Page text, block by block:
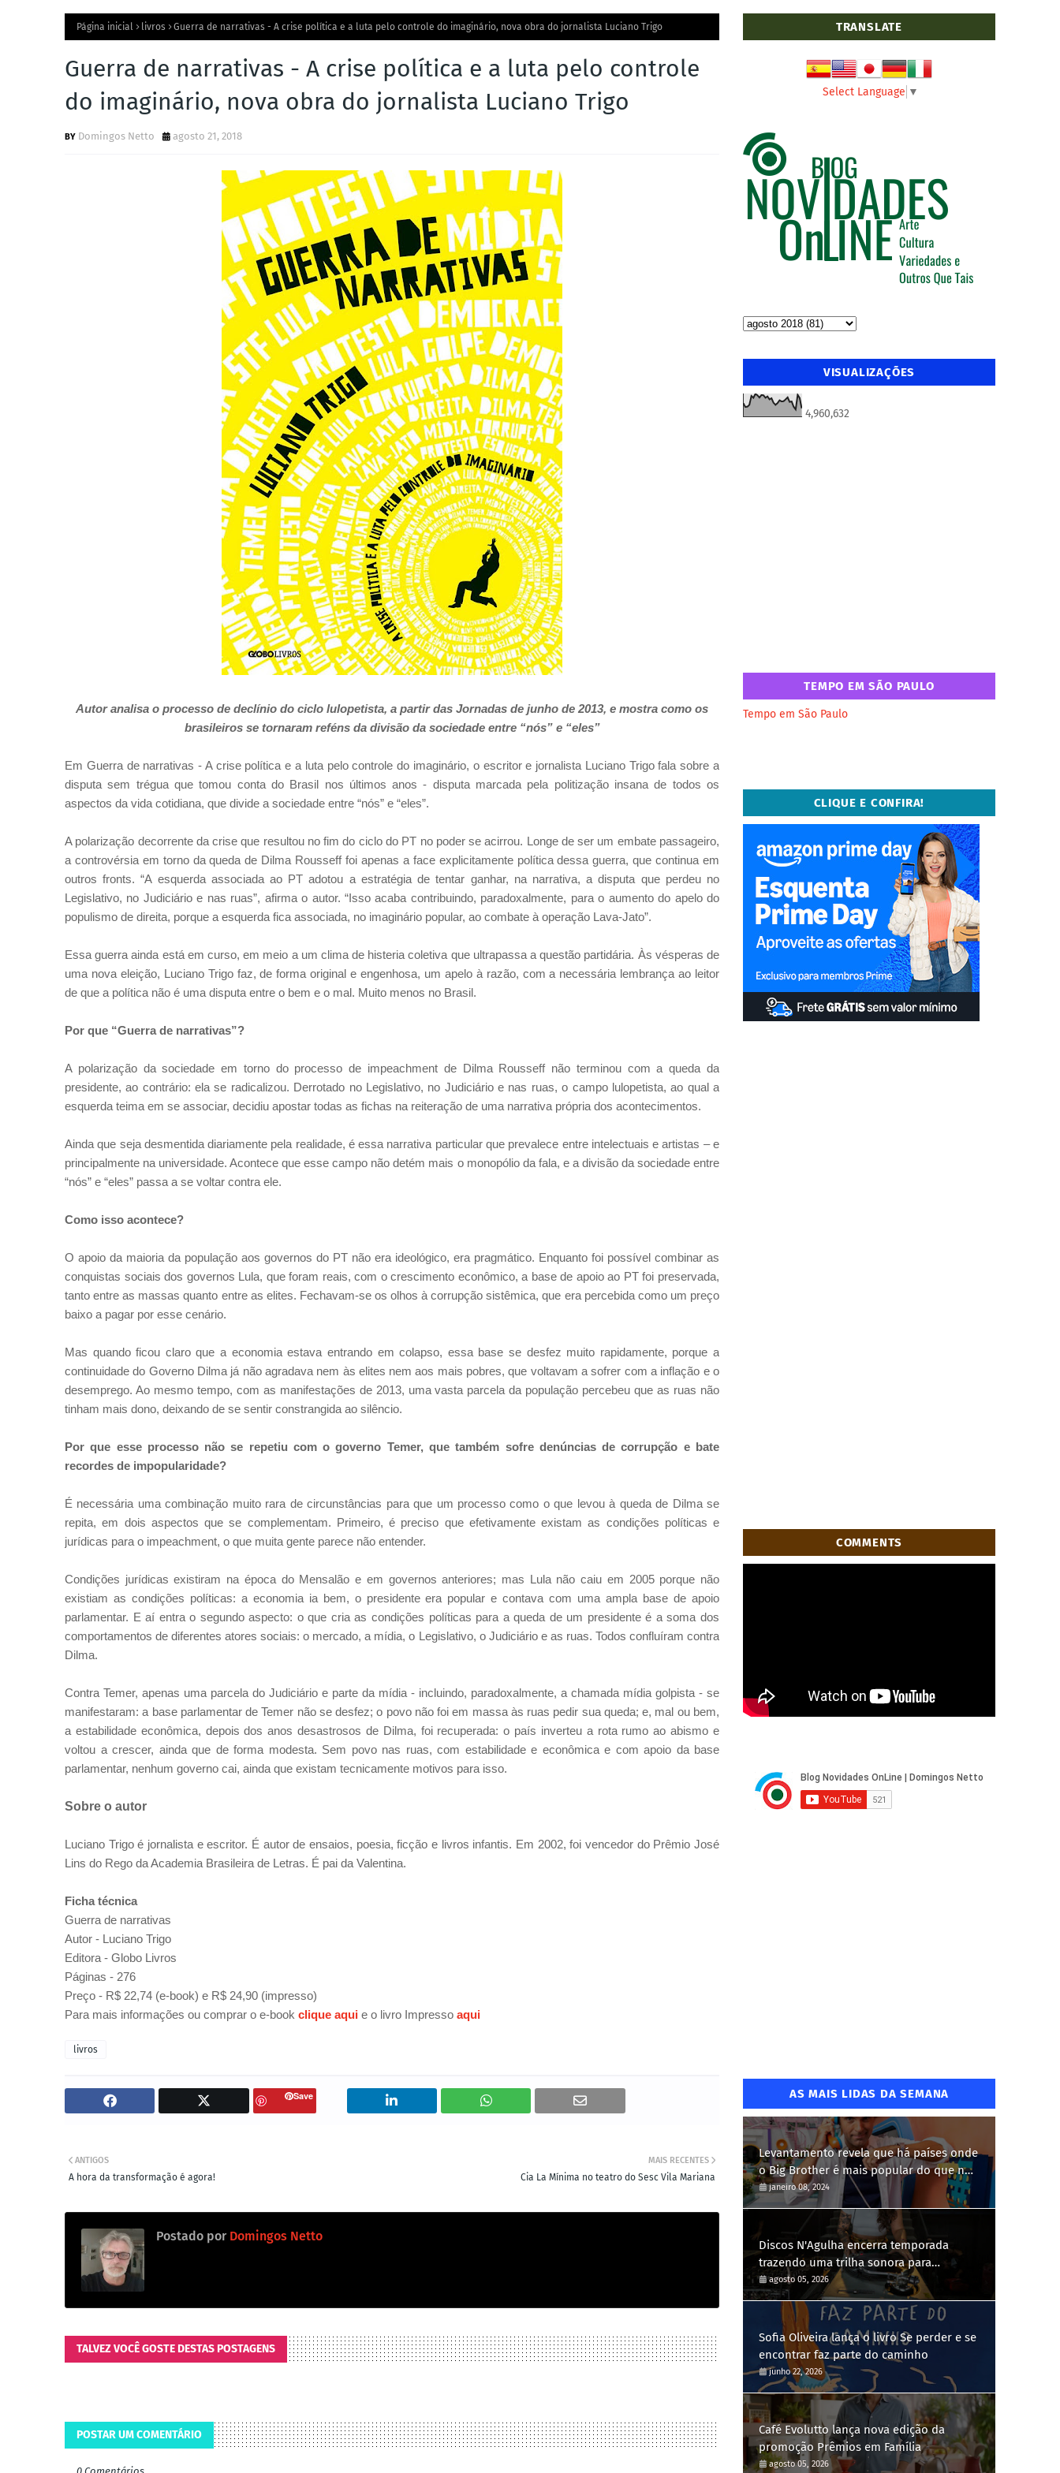
Página inicial livros Guerra de narrativas - A crise política e a luta pelo controle do imaginário, nova obra do jornalista Luciano Trigo
Guerra de narrativas - A crise política e a luta pelo controle
do imaginário, nova obra do jornalista Luciano Trigo
Domingos Netto agosto 21, 2018
Autor analisa o processo de declínio do ciclo lulopetista, a partir das Jornadas de junho de 2013, e mostra como os
brasileiros se tornaram reféns da divisão da sociedade entre “nós” e “eles”
Em Guerra de narrativas - A crise política e a luta pelo controle do imaginário, o escritor e jornalista Luciano Trigo fala sobre a
disputa sem trégua que tomou conta do Brasil nos últimos anos - disputa marcada pela politização insana de todos os
aspectos da vida cotidiana, que divide a sociedade entre “nós” e “eles”.
A polarização decorrente da crise que resultou no fim do ciclo do PT no poder se acirrou. Longe de ser um embate passageiro,
a controvérsia em torno da queda de Dilma Rousseff foi apenas a face explicitamente política dessa guerra, que continua em
outros fronts. “A esquerda associada ao PT adotou a estratégia de tentar ganhar, na narrativa, a disputa que perdeu no
Legislativo, no Judiciário e nas ruas”, afirma o autor. “Isso acaba contribuindo, paradoxalmente, para o aumento do apelo do
populismo de direita, porque a esquerda fica associada, no imaginário popular, ao combate à operação Lava-Jato”.
Essa guerra ainda está em curso, em meio a um clima de histeria coletiva que ultrapassa a questão partidária. Às vésperas de
uma nova eleição, Luciano Trigo faz, de forma original e engenhosa, um apelo à razão, com a necessária lembrança ao leitor
de que a política não é uma disputa entre o bem e o mal. Muito menos no Brasil.
Por que “Guerra de narrativas”?
A polarização da sociedade em torno do processo de impeachment de Dilma Rousseff não terminou com a queda da
presidente, ao contrário: ela se radicalizou. Derrotado no Legislativo, no Judiciário e nas ruas, o campo lulopetista, ao qual a
esquerda teima em se associar, decidiu apostar todas as fichas na reiteração de uma narrativa própria dos acontecimentos.
Ainda que seja desmentida diariamente pela realidade, é essa narrativa particular que prevalece entre intelectuais e artistas – e
principalmente na universidade. Acontece que esse campo não detém mais o monopólio da fala, e a divisão da sociedade entre
“nós” e “eles” passa a se voltar contra ele.
Como isso acontece?
O apoio da maioria da população aos governos do PT não era ideológico, era pragmático. Enquanto foi possível combinar as
conquistas sociais dos governos Lula, que foram reais, com o crescimento econômico, a base de apoio ao PT foi preservada,
tanto entre as massas quanto entre as elites. Fechavam-se os olhos à corrupção sistêmica, que era percebida como um preço
baixo a pagar por esse cenário.
Mas quando ficou claro que a economia estava entrando em colapso, essa base se desfez muito rapidamente, porque a
continuidade do Governo Dilma já não agradava nem às elites nem aos mais pobres, que voltavam a sofrer com a inflação e o
desemprego. Ao mesmo tempo, com as manifestações de 2013, uma vasta parcela da população percebeu que as ruas não
tinham mais dono, deixando de se sentir constrangida ao silêncio.
Por que esse processo não se repetiu com o governo Temer, que também sofre denúncias de corrupção e bate
recordes de impopularidade?
É necessária uma combinação muito rara de circunstâncias para que um processo como o que levou à queda de Dilma se
repita, em dois aspectos que se complementam. Primeiro, é preciso que efetivamente existam as condições políticas e
jurídicas para o impeachment, o que muita gente parece não entender.
Condições jurídicas existiram na época do Mensalão e em governos anteriores; mas Lula não caiu em 2005 porque não
existiam as condições políticas: a economia ia bem, o presidente era popular e contava com uma ampla base de apoio
parlamentar. E aí entra o segundo aspecto: o que cria as condições políticas para a queda de um presidente é a soma dos
comportamentos de diferentes atores sociais: o mercado, a mídia, o Legislativo, o Judiciário e as ruas. Todos confluíram contra
Dilma.
Contra Temer, apenas uma parcela do Judiciário e parte da mídia - incluindo, paradoxalmente, a chamada mídia golpista - se
manifestaram: a base parlamentar de Temer não se desfez; o povo não foi em massa às ruas pedir sua queda; e, mal ou bem,
a estabilidade econômica, depois dos anos desastrosos de Dilma, foi recuperada: o país inverteu a rota rumo ao abismo e
voltou a crescer, ainda que de forma modesta. Sem povo nas ruas, com estabilidade e econômica e com apoio da base
parlamentar, nenhum governo cai, ainda que existam tecnicamente motivos para isso.
Sobre o autor
Luciano Trigo é jornalista e escritor. É autor de ensaios, poesia, ficção e livros infantis. Em 2002, foi vencedor do Prêmio José
Lins do Rego da Academia Brasileira de Letras. É pai da Valentina.
Ficha técnica
Guerra de narrativas
Autor - Luciano Trigo
Editora - Globo Livros
Páginas - 276
Preço - R$ 22,74 (e-book) e R$ 24,90 (impresso)
Para mais informações ou comprar o e-book clique aqui e o livro Impresso aqui
livros
Save
MAIS RECENTES
Cia La Mínima no teatro do Sesc Vila Mariana
ANTIGOS
A hora da transformação é agora!
Postado por Domingos Netto
TALVEZ VOCÊ GOSTE DESTAS POSTAGENS
POSTAR UM COMENTÁRIO
TRANSLATE
Select Language ▼
VISUALIZAÇÕES
4,960,632
TEMPO EM SÃO PAULO
Tempo em São Paulo
CLIQUE E CONFIRA!
COMMENTS
AS MAIS LIDAS DA SEMANA
Levantamento revela que há países onde
o Big Brother é mais popular do que no
Brasil
janeiro 08, 2024
Discos N'Agulha encerra temporada
trazendo uma trilha sonora para
diferentes gerações
agosto 05, 2026
Sofia Oliveira lança o livro Se perder e se
encontrar faz parte do caminho
junho 22, 2026
Café Evolutto lança nova edição da
promoção Prêmios em Família
agosto 05, 2026